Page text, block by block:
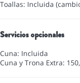
Toallas: Incluida
Servicios opcionales
Cuna: Incluida
Cuna y Trona Extra: